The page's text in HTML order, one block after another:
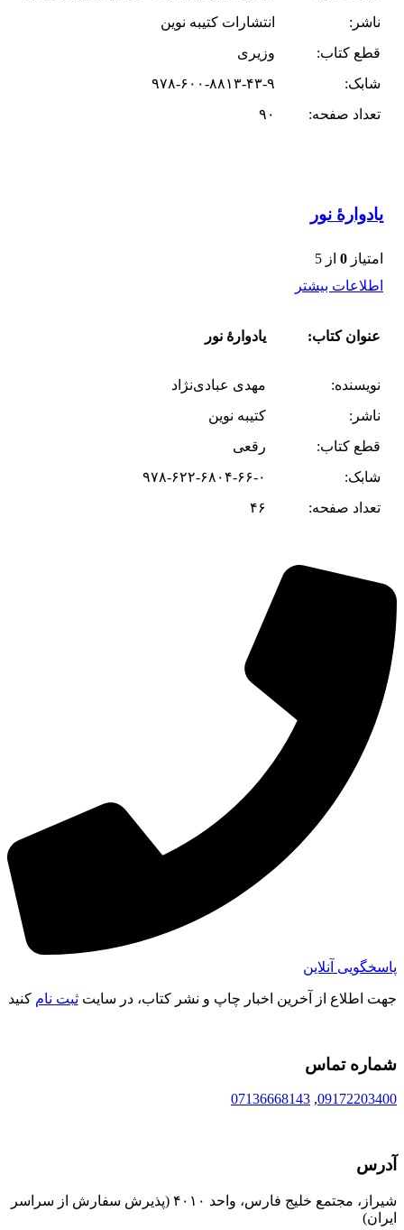
ناشر:
انتشارات کتیبه نوین
قطع کتاب:
وزیری
شابک:
۹۷۸-۶۰۰-۸۸۱۳-۴۳-۹
تعداد صفحه:
۹۰
یادوارۀ نور
امتیاز 0 از 5
اطلاعات بیشتر
عنوان کتاب: یادوارۀ نور
نویسنده:
مهدی عبادی‌نژاد
ناشر:
کتیبه نوین
قطع کتاب:
رقعی
شابک:
۹۷۸-۶۲۲-۶۸۰۴-۶۶-۰
تعداد صفحه:
۴۶
پاسخگویی آنلاین
جهت اطلاع از آخرین اخبار چاپ و نشر کتاب، در سایتثبت نام کنید
شماره تماس
09172203400
,
07136668143
آدرس
شیراز، مجتمع خلیج فارس، واحد ۴۰۱۰ (پذیرش سفارش از سراسر
ایران)